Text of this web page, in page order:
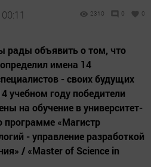
2310 0 0
рады объявить о том, что
имена 14
- своих будущих
учебном году победители
на обучение в университет-
программе «Магистр
- управление разработкой
/ «Master of Science in